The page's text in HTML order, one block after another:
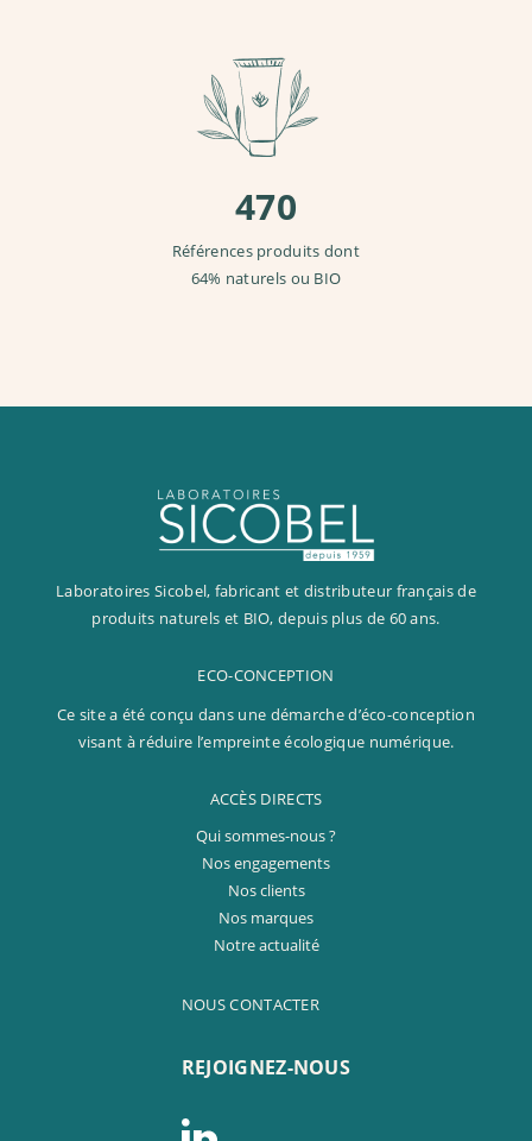
470
Références produits dont
64% naturels ou BIO
Laboratoires Sicobel, fabricant et distributeur français de
produits naturels et BIO, depuis plus de 60 ans.
ECO-CONCEPTION
Ce site a été conçu dans une démarche d’éco-conception
visant à réduire l’empreinte écologique numérique.
ACCÈS DIRECTS
Qui sommes-nous ?
Nos engagements
Nos clients
Nos marques
Notre actualité
NOUS CONTACTER
REJOIGNEZ-NOUS